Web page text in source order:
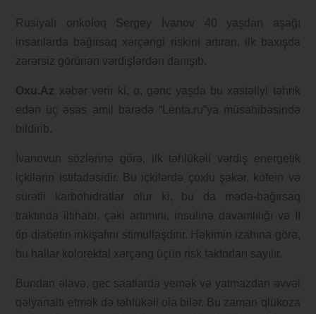
Rusiyalı onkoloq Sergey İvanov 40 yaşdan aşağı
insanlarda bağırsaq xərçəngi riskini artıran, ilk baxışda
zərərsiz görünən vərdişlərdən danışıb.
Oxu.Az xəbər verir ki, o, gənc yaşda bu xəstəliyi təhrik
edən üç əsas amil barədə “Lenta.ru”ya müsahibəsində
bildirib.
İvanovun sözlərinə görə, ilk təhlükəli vərdiş energetik
içkilərin istifadəsidir. Bu içkilərdə çoxlu şəkər, kofein və
sürətli karbohidratlar olur ki, bu da mədə-bağırsaq
traktında iltihabı, çəki artımını, insulinə davamlılığı və II
tip diabetin inkişafını stimullaşdırır. Həkimin izahına görə,
bu hallar kolorektal xərçəng üçün risk faktorları sayılır.
Bundan əlavə, gec saatlarda yemək və yatmazdan əvvəl
qəlyanaltı etmək də təhlükəli ola bilər. Bu zaman qlükoza